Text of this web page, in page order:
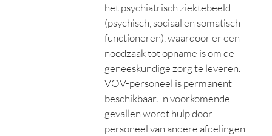
het psychiatrisch ziektebeeld
(psychisch, sociaal en somatisch
functioneren), waardoor er een
noodzaak tot opname is om de
geneeskundige zorg te leveren.
VOV-personeel is permanent
beschikbaar. In voorkomende
gevallen wordt hulp door
personeel van andere afdelingen